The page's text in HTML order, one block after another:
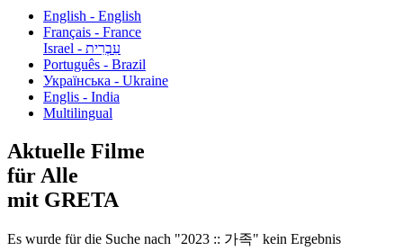
English - English
Français - France
עִבְרִית - Israel
Português - Brazil
Українська - Ukraine
Englis - India
Multilingual
Aktuelle Filme
für Alle
mit GRETA
Es wurde für die Suche nach "2023 :: 가족" kein Ergebnis